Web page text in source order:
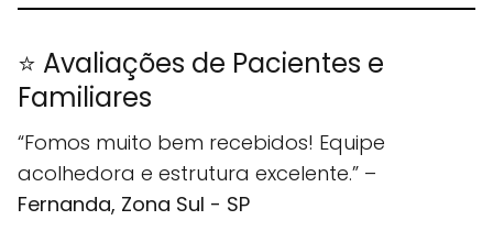
⭐ Avaliações de Pacientes e
Familiares
“Fomos muito bem recebidos! Equipe
acolhedora e estrutura excelente.” –
Fernanda, Zona Sul - SP